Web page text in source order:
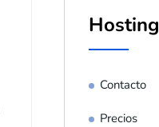
Hosting
Contacto
Precios